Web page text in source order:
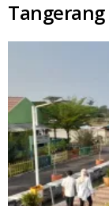
Tangerang